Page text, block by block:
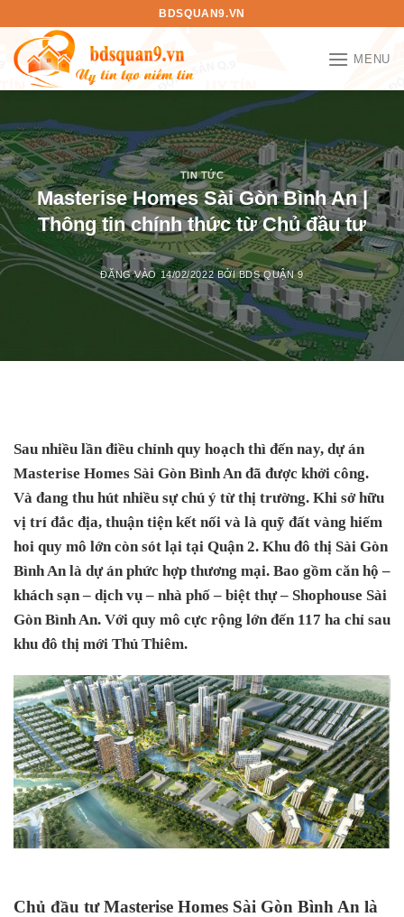
nội
dung
BDSQUAN9.VN
MENU
TIN TỨC
Masterise Homes Sài Gòn Bình An |
Thông tin chính thức từ Chủ đầu tư
ĐĂNG VÀO14/02/2022 BỞI BDS QUẬN 9
Sau nhiều lần điều chỉnh quy hoạch thì đến nay, dự án
Masterise Homes Sài Gòn Bình An đã được khởi công.
Và đang thu hút nhiều sự chú ý từ thị trường. Khi sở hữu
vị trí đắc địa, thuận tiện kết nối và là quỹ đất vàng hiếm
hoi quy mô lớn còn sót lại tại Quận 2. Khu đô thị Sài Gòn
Bình An là dự án phức hợp thương mại. Bao gồm căn hộ –
khách sạn – dịch vụ – nhà phố – biệt thự – Shophouse Sài
Gòn Bình An. Với quy mô cực rộng lớn đến 117 ha chỉ sau
khu đô thị mới Thủ Thiêm.
Chủ đầu tư Masterise Homes Sài Gòn Bình An là